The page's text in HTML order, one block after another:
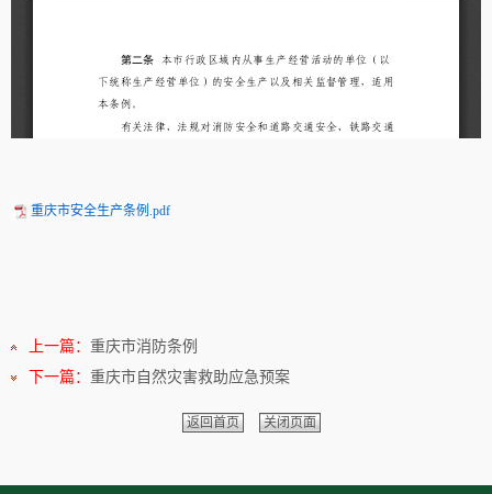
重庆市安全生产条例.pdf
上一篇： 重庆市消防条例
下一篇： 重庆市自然灾害救助应急预案
返回首页 关闭页面